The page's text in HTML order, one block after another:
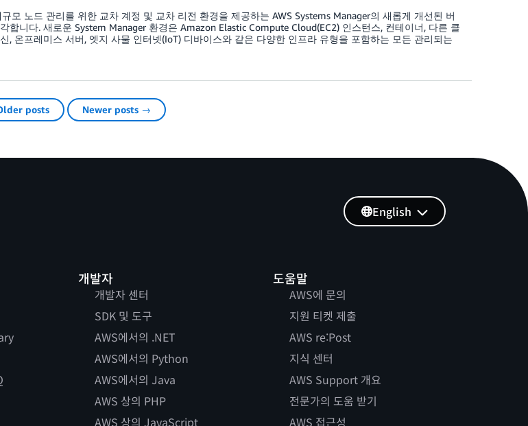
모 노드 관리를 위한 교차 계정 및 교차 리전 환경을 제공하는 AWS Systems Manager의 새롭게 개선된 버
합니다. 새로운 System Manager 환경은 Amazon Elastic Compute Cloud(EC2) 인스턴스, 컨테이너, 다른 클
, 온프레미스 서버, 엣지 사물 인터넷(IoT) 디바이스와 같은 다양한 인프라 유형을 포함하는 모든 관리되는
posts Newer posts →
개발자
개발자 센터
SDK 및 도구
AWS에서의 .NET
AWS에서의 Python
AWS에서의 Java
AWS 상의 PHP
AWS 상의 JavaScript
도움말
AWS에 문의
지원 티켓 제출
AWS re:Post
지식 센터
AWS Support 개요
전문가의 도움 받기
AWS 접근성
English